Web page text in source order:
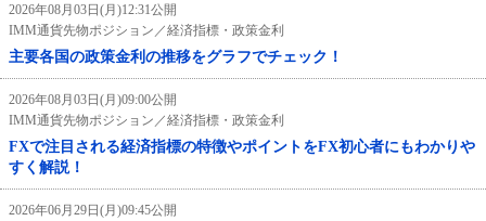
2026年08月03日(月)12:31公開
IMM通貨先物ポジション／経済指標・政策金利
主要各国の政策金利の推移をグラフでチェック！
2026年08月03日(月)09:00公開
IMM通貨先物ポジション／経済指標・政策金利
FXで注目される経済指標の特徴やポイントをFX初心者にもわかりや
すく解説！
2026年06月29日(月)09:45公開